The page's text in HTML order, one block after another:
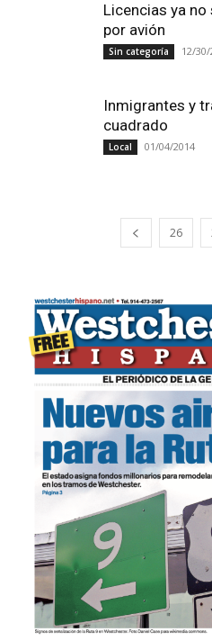
Licencias ya
por avión
Sin categoría 12/
Inmigrantes y
cuadrado
Local 01/04/2014
26